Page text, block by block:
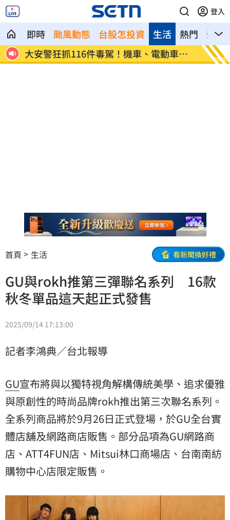
登入
即時 颱風動態 台股怎投資 熱門 影音
生活
死亡對撞！貨車疑疲勞跨線 毒品快篩陽
性
台灣
案
首頁 生活 看新聞換好禮
GU與rokh推第三彈聯名系列 16款
秋冬單品這天起正式發售
2025/09/14 17:13:00
記者李鴻典／台北報導
GU宣布將與以獨特視角解構傳統美學、追求優雅
與原創性的時尚品牌rokh推出第三次聯名系列。
全系列商品將於9月26日正式登場，於GU全台實
體店舖及網路商店販售。部分品項為GU網路商
店、ATT4FUN店、Mitsui林口商場店、台南南紡
購物中心店限定販售。